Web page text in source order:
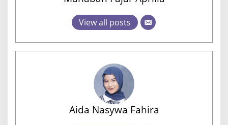
View all posts
Aida Nasywa Fahira